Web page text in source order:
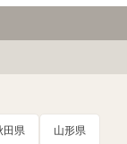
田県 山形県